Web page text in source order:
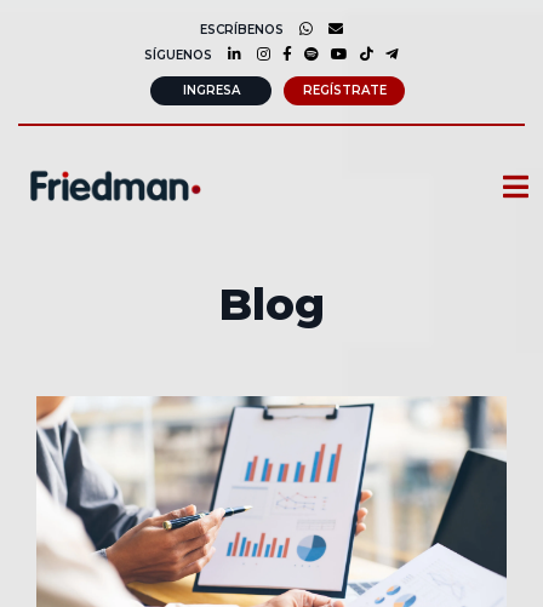
ESCRÍBENOS
SÍGUENOS
INGRESA REGÍSTRATE
COMUNIDAD FRIEDMAN
SOBRE NOSOTROS
CONTACTO
0
Blog